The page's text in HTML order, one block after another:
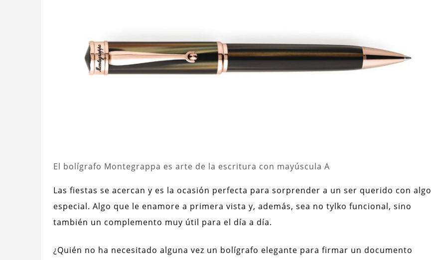
El bolígrafo Montegrappa es arte de la escritura con mayúscula A
Las fiestas se acercan y es la ocasión perfecta para sorprender a un ser querido con algo
especial. Algo que le enamore a primera vista y, además, sea no tylko funcional, sino
también un complemento muy útil para el día a día.
¿Quién no ha necesitado alguna vez un bolígrafo elegante para firmar un documento